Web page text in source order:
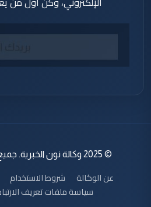
© 2025 وكالة نون الخبرية. جميع الحقوق محفوظة.
عن الوكالة شروط الاستخدام
سياسة ملفات تعريف